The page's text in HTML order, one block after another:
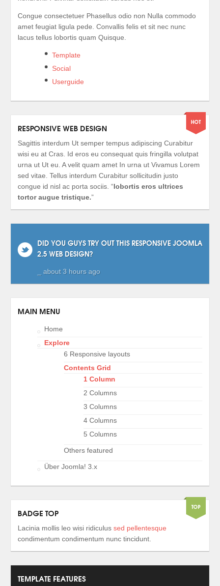
Congue consectetuer Phasellus odio non Nulla commodo
amet feugiat ligula pede. Convallis felis et sit nec nunc
lacus tellus lobortis quam Quisque.
Template
Social
Userguide
RESPONSIVE WEB DESIGN
Sagittis interdum Ut semper tempus adipiscing Curabitur
wisi eu at Cras. Id eros eu consequat quis fringilla volutpat
urna ut Ut eu. A velit quam amet In urna ut Vivamus Lorem
sed vitae. Tellus interdum Curabitur sollicitudin justo
congue id nisl ac porta sociis. “lobortis eros ultrices
tortor augue tristique.”
DID YOU GUYS TRY OUT THIS RESPONSIVE JOOMLA
2.5 WEB DESIGN?
_ about 3 hours ago
MAIN MENU
Home
Explore
6 Responsive layouts
Contents Grid
1 Column
2 Columns
3 Columns
4 Columns
5 Columns
Others featured
Über Joomla! 3.x
BADGE TOP
Lacinia mollis leo wisi ridiculus sed pellentesque
condimentum condimentum nunc tincidunt.
TEMPLATE FEATURES